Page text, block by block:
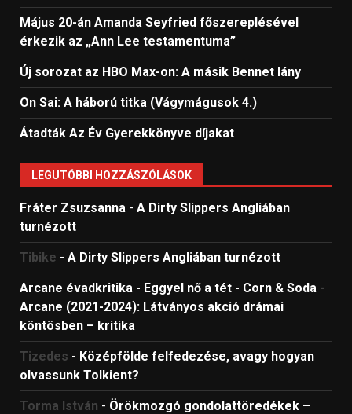
Május 20-án Amanda Seyfried főszereplésével
érkezik az „Ann Lee testamentuma”
Új sorozat az HBO Max-on: A másik Bennet lány
On Sai: A ​háború titka (Vágymágusok 4.)
Átadták Az Év Gyerekkönyve díjakat
LEGUTÓBBI HOZZÁSZÓLÁSOK
Fráter Zsuzsanna - A Dirty Slippers Angliában
turnézott
Tibike - A Dirty Slippers Angliában turnézott
Arcane évadkritika - Eggyel nő a tét - Corn & Soda -
Arcane (2021-2024): Látványos akció drámai
köntösben – kritika
Tizedes - Középfölde felfedezése, avagy hogyan
olvassunk Tolkient?
Torma István - Örökmozgó gondolattöredékek –